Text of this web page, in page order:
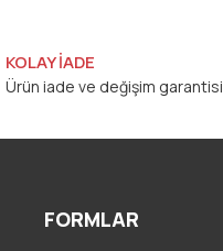
KOLAY İADE
Ürün iade ve değişim garantisi
FORMLAR